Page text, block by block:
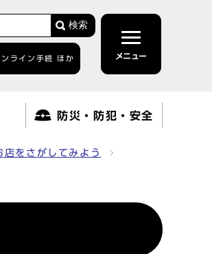
検索
ンライン手続 ほか メニュー
防災・防犯・安全
店をさがしてみよう